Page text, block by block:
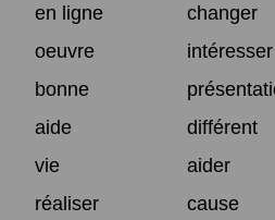
en ligne
changer
oeuvre
intéresser
bonne
aide
différent
vie
aider
réaliser
cause